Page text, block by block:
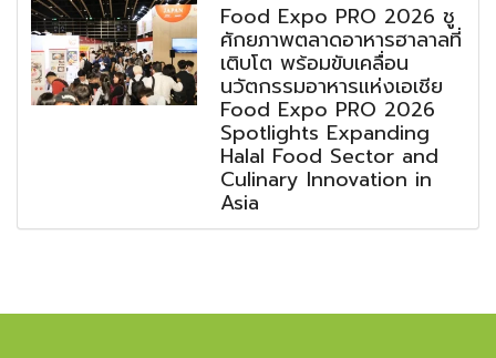
Food Expo PRO 2026 ชู
ศักยภาพตลาดอาหารฮาลาลที่
เติบโต พร้อมขับเคลื่อน
นวัตกรรมอาหารแห่งเอเชีย
Food Expo PRO 2026
Spotlights Expanding
Halal Food Sector and
Culinary Innovation in
Asia